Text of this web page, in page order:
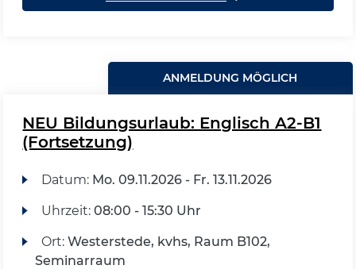
ANMELDUNG MÖGLICH
NEU Bildungsurlaub: Englisch A2-B1
(Fortsetzung)
Datum: Mo. 09.11.2026 - Fr. 13.11.2026
Uhrzeit: 08:00 - 15:30 Uhr
Ort: Westerstede, kvhs, Raum B102,
Seminarraum